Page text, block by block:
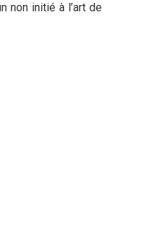
non initié à l’art de